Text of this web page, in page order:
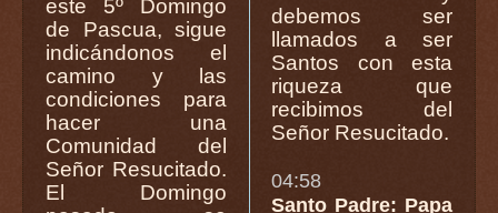
este 5º Domingo
de Pascua, sigue
indicándonos el
camino y las
condiciones para
hacer una
Comunidad del
Señor Resucitado.
El Domingo
debemos ser
llamados a ser
Santos con esta
riqueza que
recibimos del
Señor Resucitado.
04:58
Santo Padre: Papa